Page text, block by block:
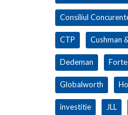
Consiliul
CTP Cushman
Dedeman
Globalworth
investitie JLL